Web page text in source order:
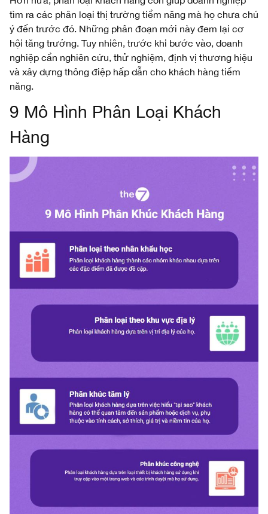
tìm ra các phân loại thị trường tiềm năng mà họ chưa chú
ý đến trước đó. Những phân đoạn mới này đem lại cơ
hội tăng trưởng. Tuy nhiên, trước khi bước vào, doanh
nghiệp cần nghiên cứu, thử nghiệm, định vị thương hiệu
và xây dựng thông điệp hấp dẫn cho khách hàng tiềm
năng.
9 Mô Hình Phân Loại Khách
Hàng